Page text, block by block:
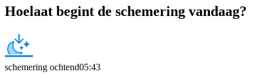
Hoelaat begint de schemering vandaag?
schemering ochtend05:43